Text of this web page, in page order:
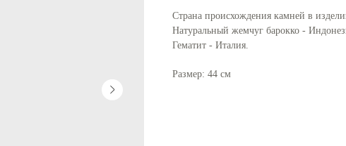
Страна происхождения камней в
Натуральный жемчуг барокко -
Гематит - Италия.
Размер: 44 см